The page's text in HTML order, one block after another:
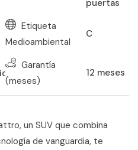
puertas
Etiqueta
Medioambiental
C
Garantía
(meses)
12 meses
un SUV que combina
de vanguardia, te